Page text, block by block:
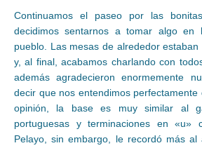
Continuamos el paseo por las
decidimos sentarnos a tomar algo en
pueblo. Las mesas de alrededor
y, al final, acabamos charlando con
además agradecieron enormemente
decir que nos entendimos
opinión, la base es muy similar al
portuguesas y terminaciones en «u»
Pelayo, sin embargo, le recordó más